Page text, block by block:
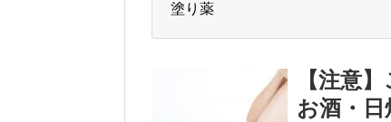
塗り薬
【注意
お酒・